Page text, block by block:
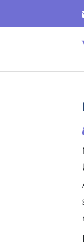
to